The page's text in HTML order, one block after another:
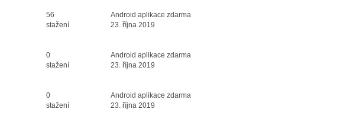
Průměr hodnocení
56
stažení
Android aplikace zdarma
23. října 2019
Průměr hodnocení
0
stažení
Android aplikace zdarma
23. října 2019
Průměr hodnocení
0
stažení
Android aplikace zdarma
23. října 2019